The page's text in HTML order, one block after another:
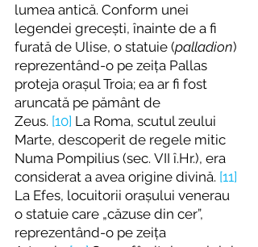
lumea antică. Conform unei
legendei grecești, înainte de a fi
furată de Ulise, o statuie (palladion)
reprezentând-o pe zeița Pallas
proteja orașul Troia; ea ar fi fost
aruncată pe pământ de
Zeus. [10] La Roma, scutul zeului
Marte, descoperit de regele mitic
Numa Pompilius (sec. VII î.Hr.), era
considerat a avea origine divină. [11]
La Efes, locuitorii orașului venerau
o statuie care „căzuse din cer”,
reprezentând-o pe zeița